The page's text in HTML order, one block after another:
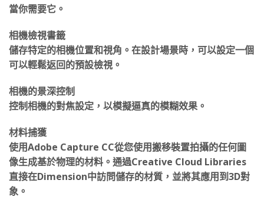
情況下瞭解Dimension中的不同工具。關聯的訊息表面，
相機檢視書籤
儲存特定的相機位置和視角。在設計場景時，可以設定一個
相機的景深控制
材料捕獲
使用Adobe Capture CC從您使用搬移裝置拍攝的任何圖
像生成基於物理的材料。通過Creative Cloud Libraries
直接在Dimension中訪問儲存的材質，並將其應用到3D對